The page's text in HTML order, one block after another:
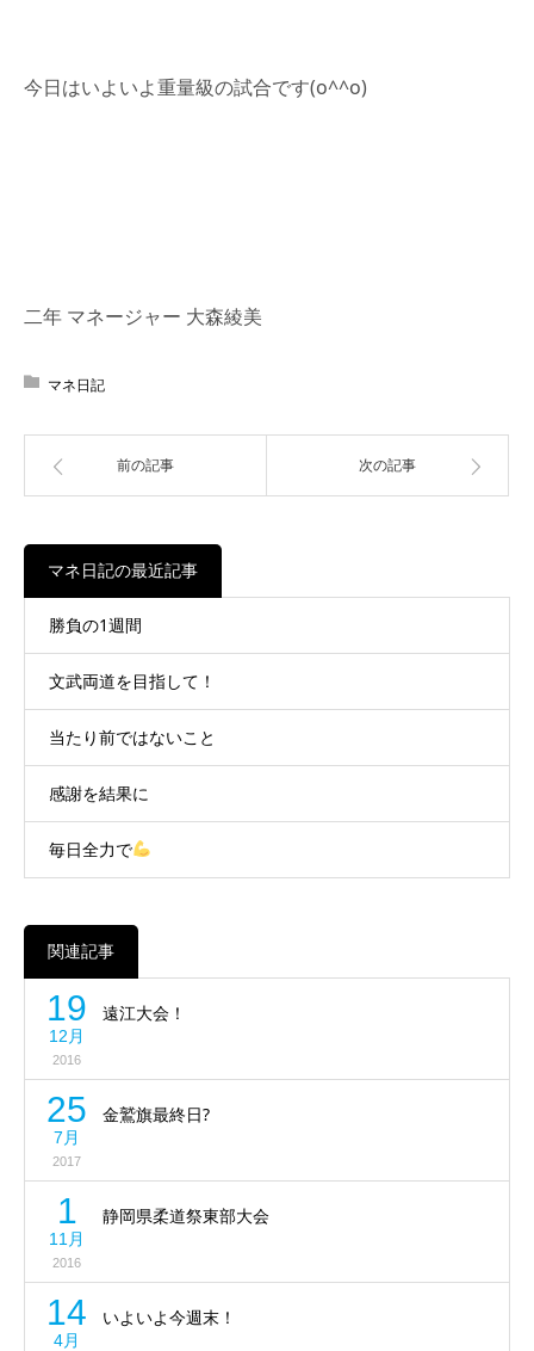
今日はいよいよ重量級の試合です(o^^o)
二年 マネージャー 大森綾美
マネ日記
前の記事 次の記事
マネ日記の最近記事
勝負の1週間
文武両道を目指して！
当たり前ではないこと
感謝を結果に
毎日全力で
関連記事
19
12月
2016
遠江大会！
25
7月
2017
金鷲旗最終日?
1
11月
2016
静岡県柔道祭東部大会
14
4月
いよいよ今週末！